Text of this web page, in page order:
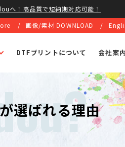
へ！高品質で短納期対応可能！
DTFプリントについて 会社案内
画像/素材 DOWNLOAD
選ばれる理由